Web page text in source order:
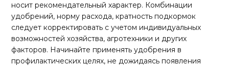
носит рекомендательный характер. Комбинации
удобрений, норму расхода, кратность подкормок
следует корректировать с учетом индивидуальных
возможностей хозяйства, агротехники и других
факторов. Начинайте применять удобрения в
профилактических целях, не дожидаясь появления